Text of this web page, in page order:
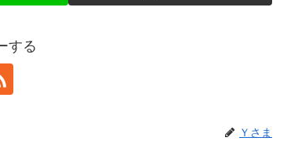
する
Ｙさま